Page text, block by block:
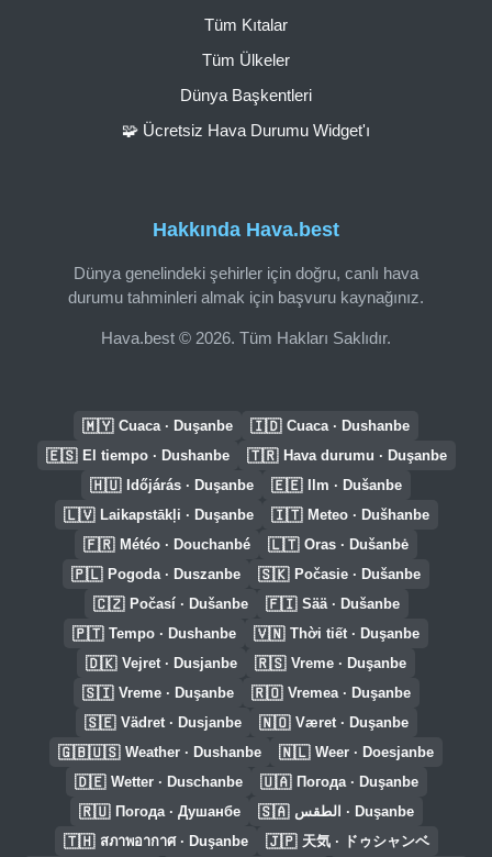
Hakkında Hava.best
Dünya genelindeki şehirler için doğru, canlı hava
durumu tahminleri almak için başvuru kaynağınız.
Hava.best © 2026. Tüm Hakları Saklıdır.
Tüm Kıtalar
Tüm Ülkeler
Dünya Başkentleri
🧩 Ücretsiz Hava Durumu Widget'ı
🇲🇾 Cuaca · Duşanbe 🇮🇩 Cuaca · Dushanbe
🇪🇸 El tiempo · Dushanbe 🇹🇷 Hava durumu · Duşanbe
🇭🇺 Időjárás · Duşanbe 🇪🇪 Ilm · Dušanbe
🇱🇻 Laikapstākļi · Duşanbe 🇮🇹 Meteo · Dušhanbe
🇫🇷 Météo · Douchanbé 🇱🇹 Oras · Dušanbė
🇵🇱 Pogoda · Duszanbe 🇸🇰 Počasie · Dušanbe
🇨🇿 Počasí · Dušanbe 🇫🇮 Sää · Dušanbe
🇵🇹 Tempo · Dushanbe 🇻🇳 Thời tiết · Duşanbe
🇩🇰 Vejret · Dusjanbe 🇷🇸 Vreme · Duşanbe
🇸🇮 Vreme · Duşanbe 🇷🇴 Vremea · Duşanbe
🇸🇪 Vädret · Dusjanbe 🇳🇴 Været · Duşanbe
🇬🇧🇺🇸 Weather · Dushanbe 🇳🇱 Weer · Doesjanbe
🇩🇪 Wetter · Duschanbe 🇺🇦 Погода · Duşanbe
🇷🇺 Погода · Душанбе 🇸🇦 الطقس · Duşanbe
🇹🇭 สภาพอากาศ · Duşanbe 🇯🇵 天気 · ドゥシャンベ